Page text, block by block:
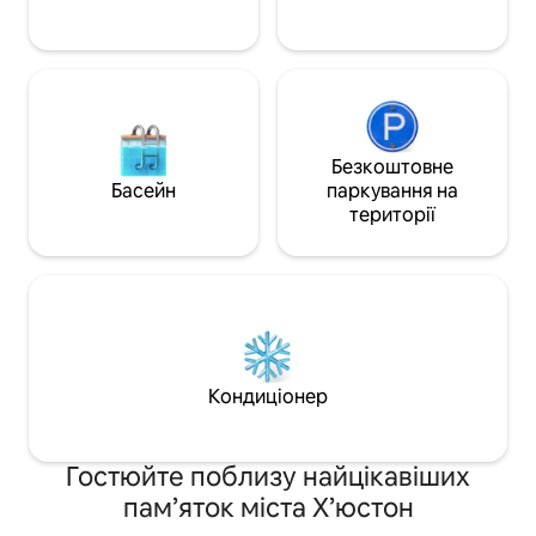
Ідеально підходить для сімей, бізнес-
магазинів та
почуватиметеся
Басейн
Безкоштовне
паркування на
території
Кондиціонер
Гостюйте поблизу найцікавіших
пам’яток міста Х’юстон